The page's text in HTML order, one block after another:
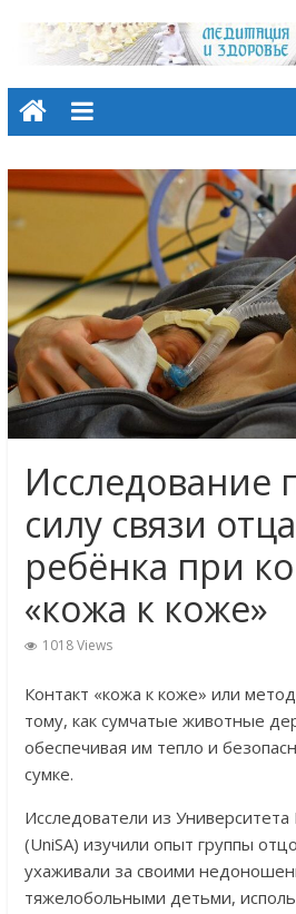
Исследование
силу связи
ребёнка при
«кожа к коже»
1018 Views
Контакт «кожа к коже» или
тому, как сумчатые животные
обеспечивая им тепло и
сумке.
Исследователи из
(UniSA) изучили опыт группы
ухаживали за своими
тяжелобольными детьми,